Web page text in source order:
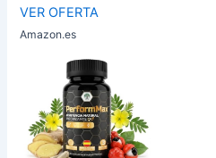
VER OFERTA
Amazon.es